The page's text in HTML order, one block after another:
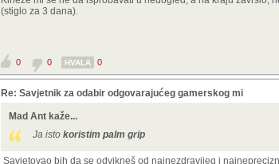
(stiglo za 3 dana).
0 0 HVALA 0
Re: Savjetnik za odabir odgovarajućeg gamerskog mi
Mad Ant kaže...
Ja isto koristim palm grip
Savjetovao bih da se odvikneš od najnezdravijeg i